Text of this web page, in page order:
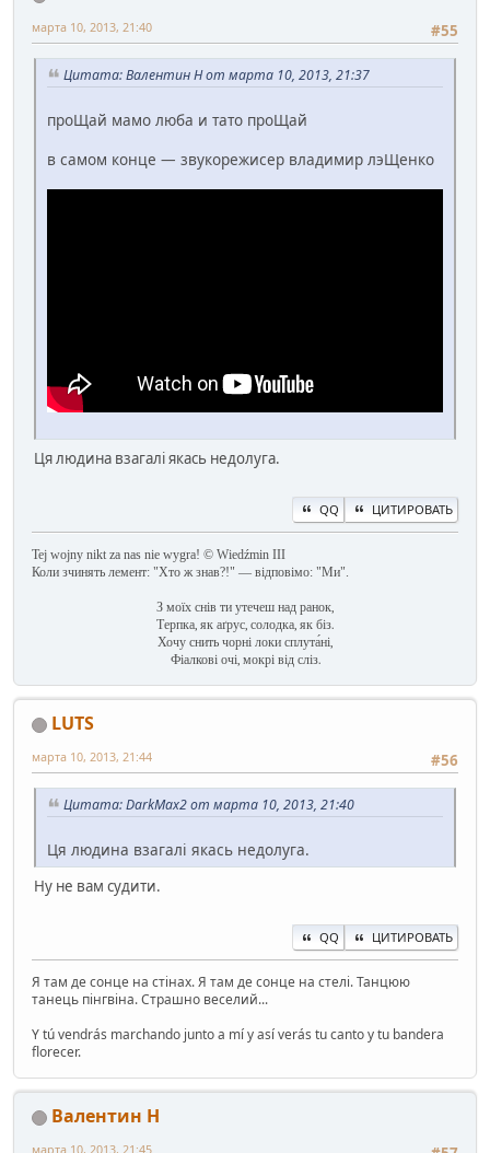
#55
марта 10, 2013, 21:40
Цитата: Валентин Н от марта 10, 2013, 21:37
проЩай мамо люба и тато проЩай
в самом конце — звукорежисер владимир лэЩенко
Ця людина взагалі якась недолуга.
QQ ЦИТИРОВАТЬ
Tej wojny nikt za nas nie wygra! © Wiedźmin III
Коли зчинять лемент: "Хто ж знав?!" — відповімо: "Ми".
З моїх снів ти утечеш над ранок,
Терпка, як аґрус, солодка, як біз.
Хочу снить чорні локи сплута́ні,
Фіалкові очі, мокрі від сліз.
LUTS
#56
марта 10, 2013, 21:44
Цитата: DarkMax2 от марта 10, 2013, 21:40
Ця людина взагалі якась недолуга.
Ну не вам судити.
QQ ЦИТИРОВАТЬ
Я там де сонце на стінах. Я там де сонце на стелі. Танцюю
танець пінгвіна. Страшно веселий...
Y tú vendrás marchando junto a mí y así verás tu canto y tu bandera
florecer.
Валентин Н
марта 10, 2013, 21:45